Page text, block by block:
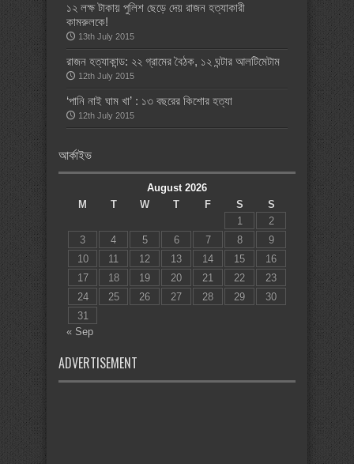
১২ লক্ষ টাকায় পুলিশ ছেড়ে দেয় রাজন হত্যাকারী
কামরুলকে!
13th July 2015
রাজন হত্যাকান্ড: ২২ গ্রামের বৈঠক, ১২ ঘন্টার আলটিমেটাম
12th July 2015
‘পানি নাই ঘাম খা’ : ১৩ বছরের কিশোর হত্যা
12th July 2015
আর্কাইভ
August 2026
M
T W T F S
S
1
2
3
4 5 6 7 8
9
10
11 12 13 14 15
16
17
18 19 20 21 22
23
24
25 26 27 28 29
30
31
« Sep
ADVERTISEMENT